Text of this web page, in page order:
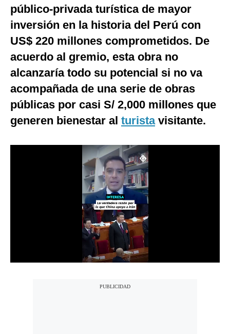
Internacional
Club del Suscriptor
Mix
G de Gestión
Notas Contratadas
público-privada turística de mayor
inversión en la historia del Perú con
US$ 220 millones comprometidos. De
acuerdo al gremio, esta obra no
alcanzaría todo su potencial si no va
acompañada de una serie de obras
públicas por casi S/ 2,000 millones que
generen bienestar al turistavisitante.